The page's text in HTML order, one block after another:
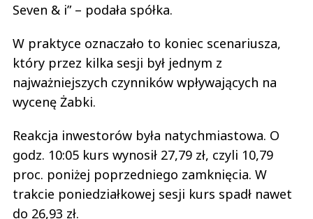
Seven & i” – podała spółka.
W praktyce oznaczało to koniec scenariusza,
który przez kilka sesji był jednym z
najważniejszych czynników wpływających na
wycenę Żabki.
Reakcja inwestorów była natychmiastowa. O
godz. 10:05 kurs wynosił 27,79 zł, czyli 10,79
proc. poniżej poprzedniego zamknięcia. W
trakcie poniedziałkowej sesji kurs spadł nawet
do 26,93 zł.